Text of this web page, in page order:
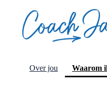
Over jou Waarom